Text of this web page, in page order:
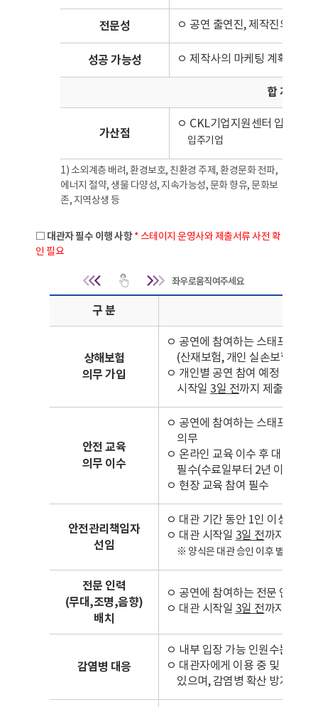
전문성 ㅇ 공연 출연진, 제작진의 전문
성공 가능성 ㅇ 제작사의 마케팅 계획 및
합 계
가산점
ㅇ CKL기업지원센터 입주기업
입주기업
1) 소외계층 배려, 환경보호, 친환경 주제, 환경문화 전파,
에너지 절약, 생물 다양성, 지속가능성, 문화 향유, 문화보
존, 지역상생 등
□ 대관자 필수 이행 사항* 스테이지 운영사와 제출서류 사전 확
인 필요
대관자 필수 이행 사항 | 구
구 분
상해보험
의무 가입
ㅇ 공연에 참여하는 스태프, 작
(산재보험, 개인 실손보험과는
ㅇ 개인별 공연 참여 예정 일정
시작일 3일 전까지 제출 필수
안전 교육
의무 이수
ㅇ 공연에 참여하는 스태프, 작
의무
ㅇ 온라인 교육 이수 후 대관 시
필수(수료일부터 2년 이내의
ㅇ 현장 교육 참여 필수
안전관리책임자
선임
ㅇ 대관 기간 동안 1인 이상의 안
ㅇ 대관 시작일 3일 전까지 ‘안전
※ 양식은 대관 승인 이후 별도 송부
전문 인력
(무대,조명,음향)
배치
ㅇ 공연에 참여하는 전문 인력(
ㅇ 대관 시작일 3일 전까지 제출.
감염병 대응
ㅇ 내부 입장 가능 인원수는 정부
ㅇ 대관자에게 이용 중 및 철수
있으며, 감염병 확산 방지를